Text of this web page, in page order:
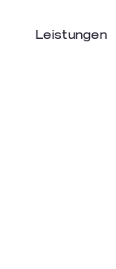
Leistungen